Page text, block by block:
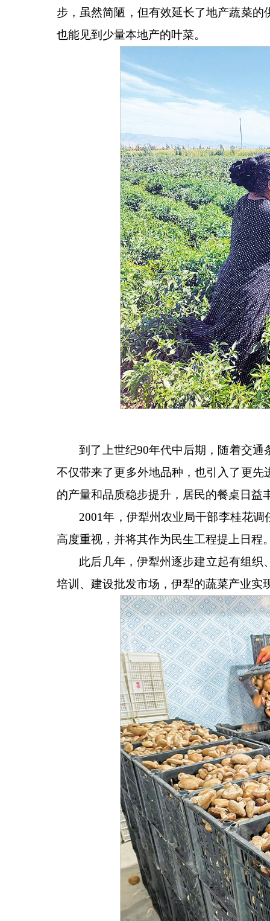
步，虽然简陋，但有效延长了地产蔬菜
也能见到少量本地产的叶菜。
到了上世纪90年代中后期，随着交通
不仅带来了更多外地品种，也引入了更
的产量和品质稳步提升，居民的餐桌日益
2001年，伊犁州农业局干部李桂花调
高度重视，并将其作为民生工程提上日程
此后几年，伊犁州逐步建立起有组
培训、建设批发市场，伊犁的蔬菜产业实